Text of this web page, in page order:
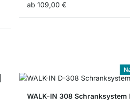
ab 109,00 €
WALK-IN 308 Schranksystem